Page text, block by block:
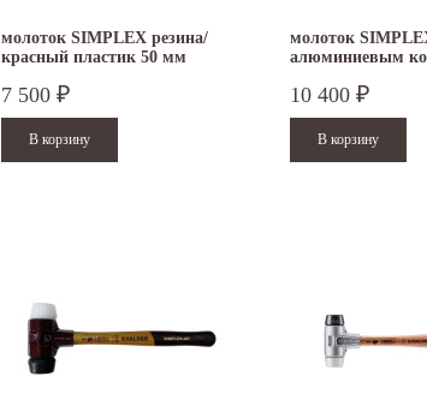
молоток SIMPLEX резина/
красный пластик 50 мм
7 500 ₽
молоток
алюминиевым
3127.050
10 400 ₽